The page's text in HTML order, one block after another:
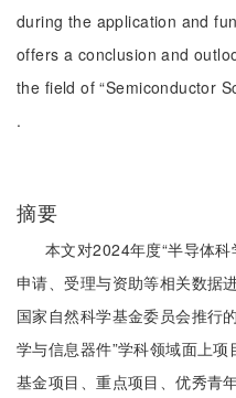
during the application and
offers a conclusion and
the field of “Semiconductor
.
摘要
本文对2024年度“半导体
申请、受理与资助等相关数据
国家自然科学基金委员会推行
学与信息器件”学科领域面上
基金项目、重点项目、优秀青